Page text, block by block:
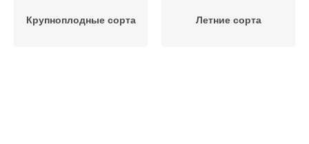
Крупноплодные сорта Летние сорта